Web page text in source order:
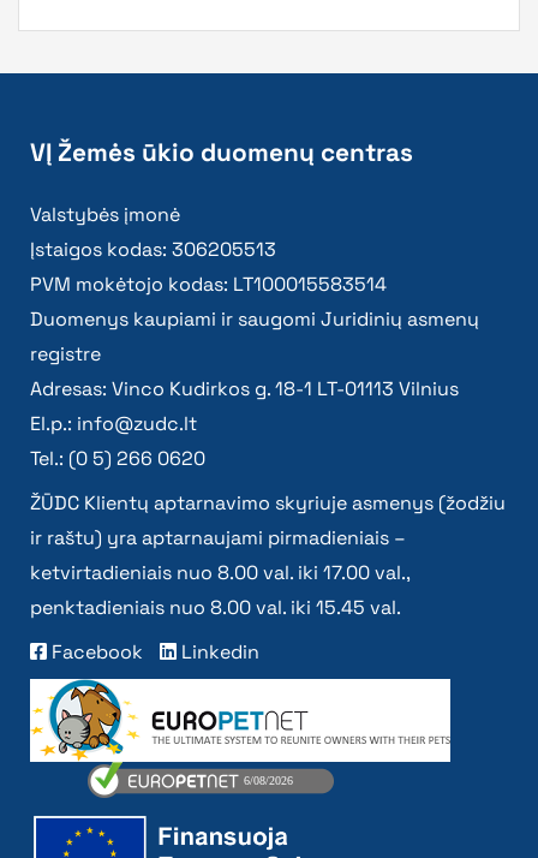
VĮ Žemės ūkio duomenų centras
Valstybės įmonė
Įstaigos kodas: 306205513
PVM mokėtojo kodas: LT100015583514
Duomenys kaupiami ir saugomi Juridinių asmenų
registre
Adresas: Vinco Kudirkos g. 18-1 LT-01113 Vilnius
El.p.: info@zudc.lt
Tel.: (0 5) 266 0620
ŽŪDC Klientų aptarnavimo skyriuje asmenys (žodžiu
ir raštu) yra aptarnaujami pirmadieniais –
ketvirtadieniais nuo 8.00 val. iki 17.00 val.,
penktadieniais nuo 8.00 val. iki 15.45 val.
Facebook
Linkedin